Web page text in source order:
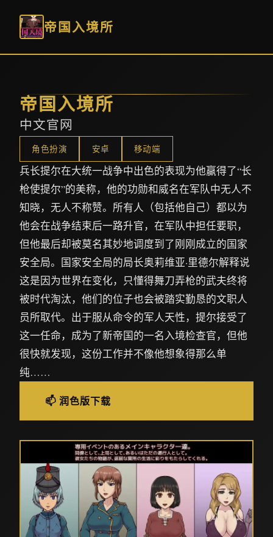
帝国入境所
帝国入境所
中文官网
角色扮演 安卓 移动端
兵长提尔在大统一战争中出色的表现为他赢得了“长
枪使提尔”的美称，他的功勋和威名在军队中无人不
知晓，无人不称赞。所有人（包括他自己）都以为
他会在战争结束后一路升官，在军队中担任要职，
但他最后却被莫名其妙地调度到了刚刚成立的国家
安全局。国家安全局的局长奥莉维亚·里德尔解释说
这是因为世界在变化，只懂得舞刀弄枪的武夫终将
被时代淘汰，他们的位子也会被踏实勤恳的文职人
员所取代。出于服从命令的军人天性，提尔接受了
这一任命，成为了新帝国的一名入境检查官，但他
很快就发现，这份工作并不像他想象得那么单
纯……
📫 润色版下载